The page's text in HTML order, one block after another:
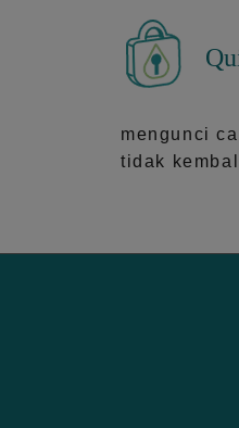
mengunci
tidak